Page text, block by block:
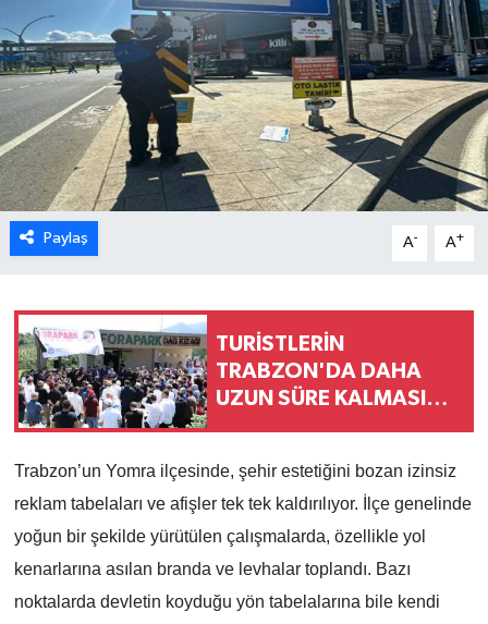
Paylaş A- A+
TURİSTLERİN
TRABZON'DA DAHA
UZUN SÜRE KALMASINI
Trabzon’un Yomra ilçesinde, şehir estetiğini bozan izinsiz
reklam tabelaları ve afişler tek tek kaldırılıyor. İlçe genelinde
yoğun bir şekilde yürütülen çalışmalarda, özellikle yol
kenarlarına asılan branda ve levhalar toplandı. Bazı
noktalarda devletin koyduğu yön tabelalarına bile kendi